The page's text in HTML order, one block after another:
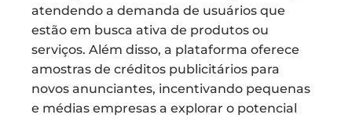
atendendo a demanda de usuários que
estão em busca ativa de produtos ou
serviços. Além disso, a plataforma oferece
amostras de créditos publicitários para
novos anunciantes, incentivando pequenas
e médias empresas a explorar o potencial